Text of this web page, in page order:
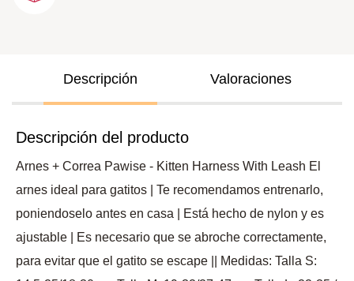
Descripción Valoraciones
Descripción del producto
Arnes + Correa Pawise - Kitten Harness With Leash El
arnes ideal para gatitos | Te recomendamos entrenarlo,
poniendoselo antes en casa | Está hecho de nylon y es
ajustable | Es necesario que se abroche correctamente,
para evitar que el gatito se escape || Medidas: Talla S: